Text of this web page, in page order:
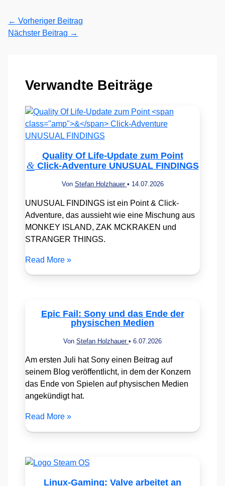
← Vorheriger Beitrag
Nächster Beitrag →
Verwandte Beiträge
Quality Of Life-Update zum Point
&Click-Adventure UNUSUAL FINDINGS
Von Stefan Holzhauer • 14.07.2026
UNUSUAL FINDINGS ist ein Point & Click-
Adventure, das aussieht wie eine Mischung aus
MONKEY ISLAND, ZAK MCKRAKEN und
STRANGER THINGS.
Read More »
Epic Fail: Sony und das Ende der
physischen Medien
Von Stefan Holzhauer • 6.07.2026
Am ersten Juli hat Sony einen Beitrag auf
seinem Blog veröffentlicht, in dem der Konzern
das Ende von Spielen auf physischen Medien
angekündigt hat.
Read More »
Linux-Gaming: Valve arbeitet an